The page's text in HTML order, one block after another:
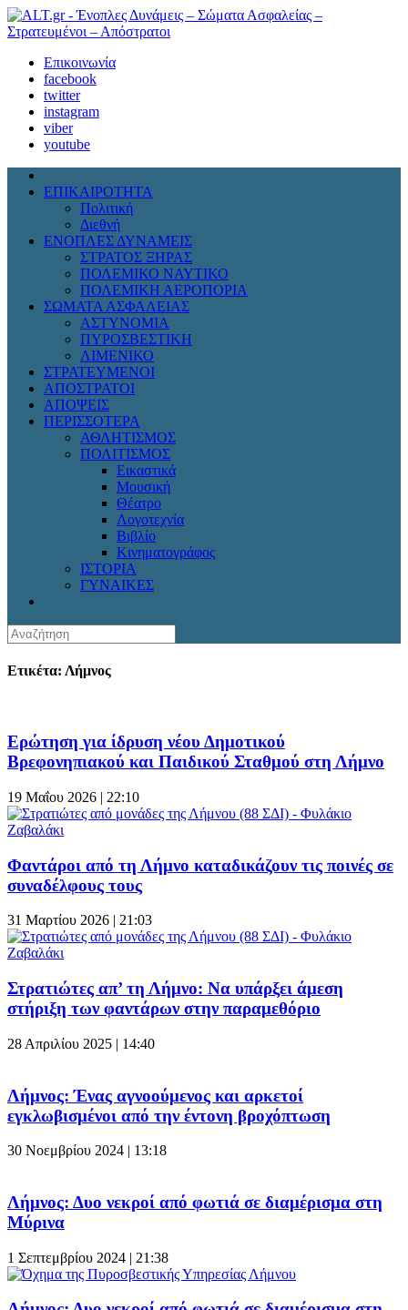
Επικοινωνία
facebook
twitter
instagram
viber
youtube
ΕΠΙΚΑΙΡΟΤΗΤΑ
Πολιτική
Διεθνή
ΕΝΟΠΛΕΣ ΔΥΝΑΜΕΙΣ
ΣΤΡΑΤΟΣ ΞΗΡΑΣ
ΠΟΛΕΜΙΚΟ ΝΑΥΤΙΚΟ
ΠΟΛΕΜΙΚΗ ΑΕΡΟΠΟΡΙΑ
ΣΩΜΑΤΑ ΑΣΦΑΛΕΙΑΣ
ΑΣΤΥΝΟΜΙΑ
ΠΥΡΟΣΒΕΣΤΙΚΗ
ΛΙΜΕΝΙΚΟ
ΣΤΡΑΤΕΥΜΕΝΟΙ
ΑΠΟΣΤΡΑΤΟΙ
ΑΠΟΨΕΙΣ
ΠΕΡΙΣΣΟΤΕΡΑ
ΑΘΛΗΤΙΣΜΟΣ
ΠΟΛΙΤΙΣΜΟΣ
Εικαστικά
Μουσική
Θέατρο
Λογοτεχνία
Βιβλίο
Κινηματογράφος
ΙΣΤΟΡΙΑ
ΓΥΝΑΙΚΕΣ
Ετικέτα: Λήμνος
Ερώτηση για ίδρυση νέου Δημοτικού
Βρεφονηπιακού και Παιδικού Σταθμού στη Λήμνο
19 Μαΐου 2026 | 22:10
Φαντάροι από τη Λήμνο καταδικάζουν τις ποινές σε
συναδέλφους τους
31 Μαρτίου 2026 | 21:03
Στρατιώτες απ’ τη Λήμνο: Να υπάρξει άμεση
στήριξη των φαντάρων στην παραμεθόριο
28 Απριλίου 2025 | 14:40
Λήμνος: Ένας αγνοούμενος και αρκετοί
εγκλωβισμένοι από την έντονη βροχόπτωση
30 Νοεμβρίου 2024 | 13:18
Λήμνος: Δυο νεκροί από φωτιά σε διαμέρισμα στη
Μύρινα
1 Σεπτεμβρίου 2024 | 21:38